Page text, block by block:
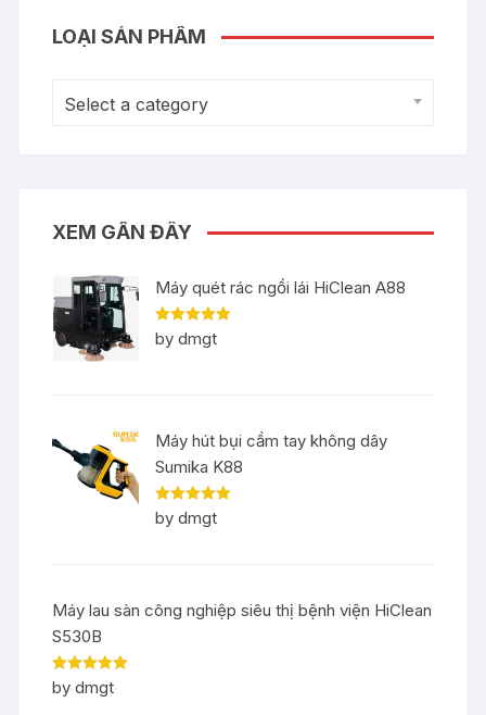
LOẠI SẢN PHẨM
Select a category
XEM GẦN ĐÂY
Máy quét rác ngồi lái HiClean A88
Rated5out
of 5
by dmgt
Máy hút bụi cầm tay không dây
Sumika K88
Rated5out
of 5
by dmgt
Máy lau sàn công nghiệp siêu thị bệnh viện HiClean
S530B
Rated5out
of 5
by dmgt